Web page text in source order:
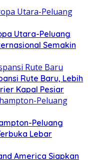
Utara-Peluang
Semakin
Rute Baru, Lebih
Kapal Pesiar
Peluang
Lebar
America Siapkan